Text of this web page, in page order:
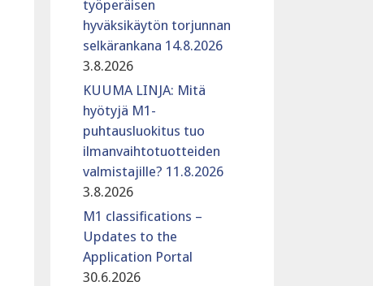
työperäisen
hyväksikäytön torjunnan
selkärankana 14.8.2026
3.8.2026
KUUMA LINJA: Mitä
hyötyjä M1-
puhtausluokitus tuo
ilmanvaihtotuotteiden
valmistajille? 11.8.2026
3.8.2026
M1 classifications –
Updates to the
Application Portal
30.6.2026